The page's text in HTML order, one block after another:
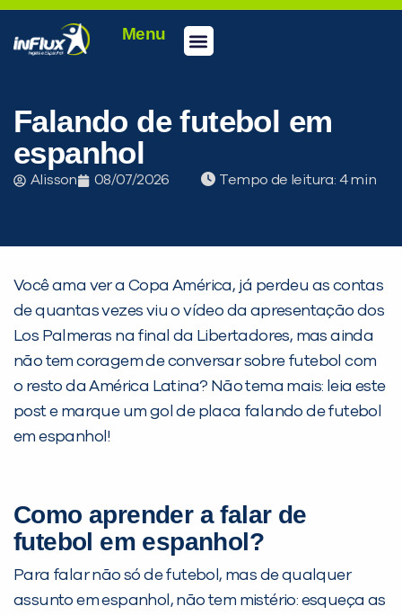
Menu
Falando de futebol em
espanhol
Alisson 08/07/2026 Tempo de leitura:
Você ama ver a Copa América, já perdeu as contas
de quantas vezes viu o vídeo da apresentação dos
Los Palmeras na final da Libertadores, mas ainda
não tem coragem de conversar sobre futebol com
o resto da América Latina? Não tema mais: leia este
post e marque um gol de placa falando de futebol
em espanhol!
Como aprender a falar de
futebol em espanhol?
Para falar não só de futebol, mas de qualquer
assunto em espanhol, não tem mistério: esqueça as